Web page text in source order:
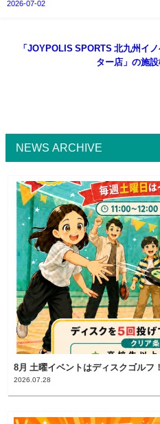
2026-07-02
「JOYPOLIS SPORTS 北九州イ
ター店」の施設
NEWS ARCHIVE
8月 土曜イベントはディスクゴルフ！
2026.07.28